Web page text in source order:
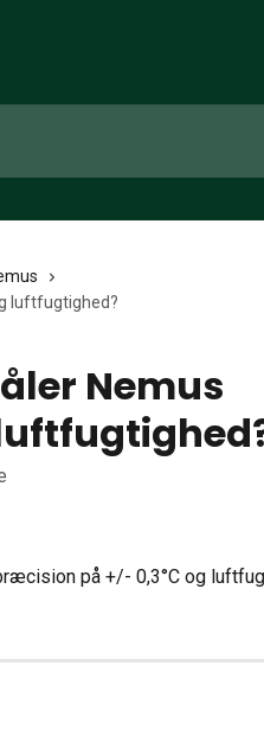
luftfugtighed?
Nemus
på +/- 0,3°C og